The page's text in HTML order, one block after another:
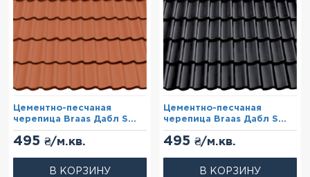
Цементно-песчаная
черепица Braas Дабл S
Красный (Lumino)
495 ₴/м.кв.
В КОРЗИНУ
Цементно-песчаная
черепица Braas Дабл S
Черный (Cisar)
495 ₴/м.кв.
В КОРЗИНУ